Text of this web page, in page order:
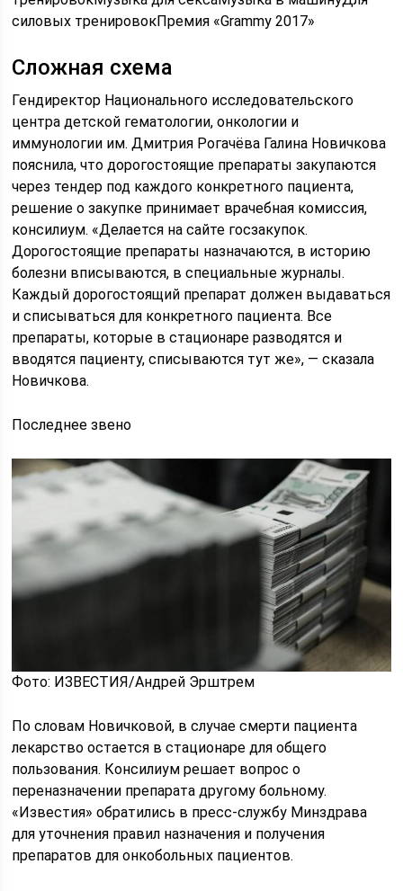
силовых тренировокПремия «Grammy 2017»
Сложная схема
Гендиректор Национального исследовательского
центра детской гематологии, онкологии и
иммунологии им. Дмитрия Рогачёва Галина Новичкова
пояснила, что дорогостоящие препараты закупаются
через тендер под каждого конкретного пациента,
решение о закупке принимает врачебная комиссия,
консилиум. «Делается на сайте госзакупок.
Дорогостоящие препараты назначаются, в историю
болезни вписываются, в специальные журналы.
Каждый дорогостоящий препарат должен выдаваться
и списываться для конкретного пациента. Все
препараты, которые в стационаре разводятся и
вводятся пациенту, списываются тут же», — сказала
Новичкова.
Последнее звено
Фото: ИЗВЕСТИЯ/Андрей Эрштрем
По словам Новичковой, в случае смерти пациента
лекарство остается в стационаре для общего
пользования. Консилиум решает вопрос о
переназначении препарата другому больному.
«Известия» обратились в пресс-службу Минздрава
для уточнения правил назначения и получения
препаратов для онкобольных пациентов.